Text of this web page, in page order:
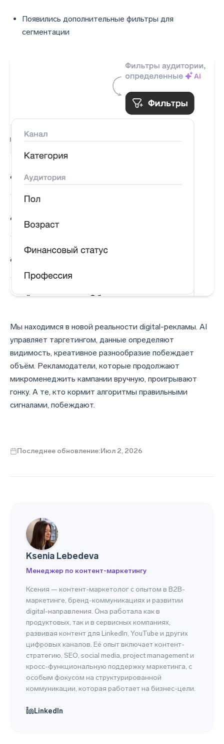
Появились дополнительные фильтры для
сегментации
Мы находимся в новой реальности digital-рекламы. AI
управляет таргетингом, данные определяют
видимость, креативное разнообразие побеждает
объём. Рекламодатели, которые продолжают
микроменеджить кампании вручную, проигрывают
гонку. А те, кто кормит алгоритмы правильными
сигналами, побеждают.
Последнее обновление:Июл 2, 2026
Ksenia Lebedeva
Менеджер по контент-маркетингу
Ксения — контент-маркетолог с опытом в B2B-
маркетинге, бренд-коммуникациях и развитии
digital-направления. Она работала как в
продуктовых, так и в сервисных компаниях,
развивая контент для LinkedIn, YouTube и других
цифровых каналов. Её опыт включает контент-
стратегию, SEO, social media, project management и
кросс-функциональную поддержку маркетинга, с
особым фокусом на структурированной
коммуникации, которая работает на бизнес-цели.
LinkedIn